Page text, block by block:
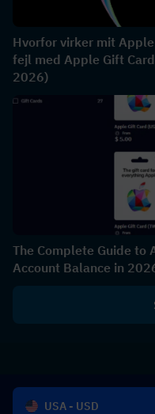
Hvorfor virker mit
fejl med Apple Gift
2026)
The Complete Guide to
Account Balance in
USA - USD